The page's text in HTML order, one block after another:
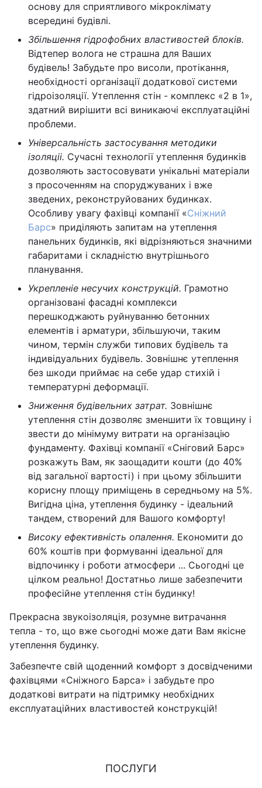
основу для сприятливого мікроклімату
всередині будівлі.
Збільшення гідрофобних властивостей блоків.
Відтепер волога не страшна для Ваших
будівель! Забудьте про висоли, протікання,
необхідності організації додаткової системи
гідроізоляції. Утеплення стін - комплекс «2 в 1»,
здатний вирішити всі виникаючі експлуатаційні
проблеми.
Універсальність застосування методики
ізоляціі. Сучасні технології утеплення будинків
дозволяють застосовувати унікальні матеріали
з просоченням на споруджуваних і вже
зведених, реконструйованих будинках.
Особливу увагу фахівці компанії «Сніжний
Барс» приділяють запитам на утеплення
панельних будинків, які відрізняються значними
габаритами і складністю внутрішнього
планування.
Укрепленіе несучих конструкцій. Грамотно
організовані фасадні комплекси
перешкоджають руйнуванню бетонних
елементів і арматури, збільшуючи, таким
чином, термін служби типових будівель та
індивідуальних будівель. Зовнішнє утеплення
без шкоди приймає на себе удар стихій і
температурні деформації.
Зниження будівельних затрат. Зовнішнє
утеплення стін дозволяє зменшити їх товщину і
звести до мінімуму витрати на організацію
фундаменту. Фахівці компанії «Сніговий Барс»
розкажуть Вам, як заощадити кошти (до 40%
від загальної вартості) і при цьому збільшити
корисну площу приміщень в середньому на 5%.
Вигідна ціна, утеплення будинку - ідеальний
тандем, створений для Вашого комфорту!
Високу ефективність опалення. Економити до
60% коштів при формуванні ідеальної для
відпочинку і роботи атмосфери ... Сьогодні це
цілком реально! Достатньо лише забезпечити
професійне утеплення стін будинку!
Прекрасна звукоізоляція, розумне витрачання
тепла - то, що вже сьогодні може дати Вам якісне
утеплення будинку.
Забезпечте свій щоденний комфорт з досвідченими
фахівцями «Сніжного Барса» і забудьте про
додаткові витрати на підтримку необхідних
експлуатаційних властивостей конструкцій!
ПОСЛУГИ